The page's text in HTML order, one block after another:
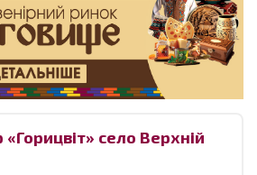
«Горицвіт» село Верхній